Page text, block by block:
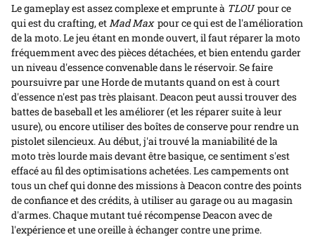
Le gameplay est assez complexe et emprunte à TLOUpour ce
qui est du crafting, et Mad Max pour ce qui est de l'amélioration
de la moto. Le jeu étant en monde ouvert, il faut réparer la moto
fréquemment avec des pièces détachées, et bien entendu garder
un niveau d'essence convenable dans le réservoir. Se faire
poursuivre par une Horde de mutants quand on est à court
d'essence n'est pas très plaisant. Deacon peut aussi trouver des
battes de baseball et les améliorer (et les réparer suite à leur
usure), ou encore utiliser des boîtes de conserve pour rendre un
pistolet silencieux. Au début, j'ai trouvé la maniabilité de la
moto très lourde mais devant être basique, ce sentiment s'est
effacé au fil des optimisations achetées. Les campements ont
tous un chef qui donne des missions à Deacon contre des points
de confiance et des crédits, à utiliser au garage ou au magasin
d'armes. Chaque mutant tué récompense Deacon avec de
l'expérience et une oreille à échanger contre une prime.